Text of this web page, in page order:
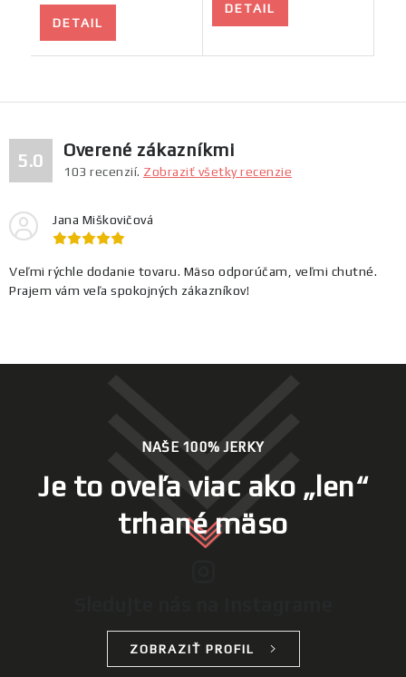
DETAIL
DETAIL
5.0
Overené zákazníkmi
103 recenzií. Zobraziť všetky recenzie
Jana Miškovičová
Veľmi rýchle dodanie tovaru. Mäso odporúčam, veľmi chutné.
Prajem vám veľa spokojných zákazníkov!
NAŠE 100% JERKY
Je to oveľa viac ako „len“
trhané mäso
ZOBRAZIŤ PROFIL